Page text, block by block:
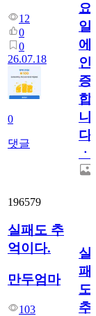
12
0
0
26.07.18
0
댓글
요
일
에
인
증
합
니
다
ㆍ
196579
실패도 추
억이다.
만두엄마
103
실
패
도
추